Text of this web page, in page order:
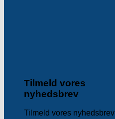
Tilmeld vores
nyhedsbrev
Tilmeld vores nyhedsbrev